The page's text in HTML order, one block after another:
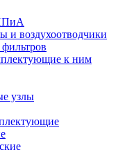
и воздухоотводчики
к ним
узлы